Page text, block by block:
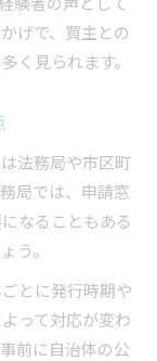
げで、買主との
く見られます。
法務局や市区町
局では、申請窓
なることもある
う。
とに発行時期や
って対応が変わ
前に自治体の公